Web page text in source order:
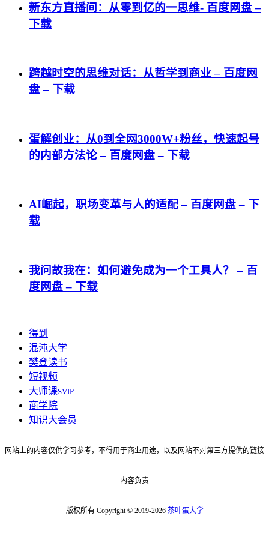
新东方直播间：从零到亿的一思维- 百度网盘 –
下载
跨越时空的思维对话：从哲学到商业 – 百度网
盘 – 下载
蛋解创业：从0到全网3000W+粉丝，快速起号
的内部方法论 – 百度网盘 – 下载
AI崛起，职场变革与人的适配 – 百度网盘 – 下
载
我问故我在：如何避免成为一个工具人？ – 百
度网盘 – 下载
得到
混沌大学
樊登读书
短视频
大师课SVIP
商学院
知识大会员
网站上的内容仅供学习参考，不得用于商业用途，以及网站不对第三方提供的链接
内容负责
版权所有 Copyright © 2019-2026 茶叶蛋大学